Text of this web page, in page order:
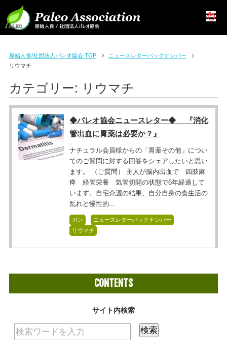
原始人食/社団法人パレオ協会 TOP
ニュースレターバックナンバー
リウマチ
カテゴリー: リウマチ
◆パレオ協会ニュースレター◆ 『消化
管出血に胃薬は必要か？』
ナチュラル会員様からの「胃薬その他」につい
てのご質問に対する回答をシェアしたいと思い
ます。 （ご質問） 主人が脳内出血で 四肢麻
痺 経管栄養 気管切開の状態で6年経過して
います。自宅介護の結果、自分自身の食生活の
乱れと慢性的...
ガン
ニュースレターバックナンバー
リウマチ
CONTENTS
サイト内検索